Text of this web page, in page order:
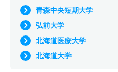
青森中央短期大学
弘前大学
北海道医療大学
北海道大学